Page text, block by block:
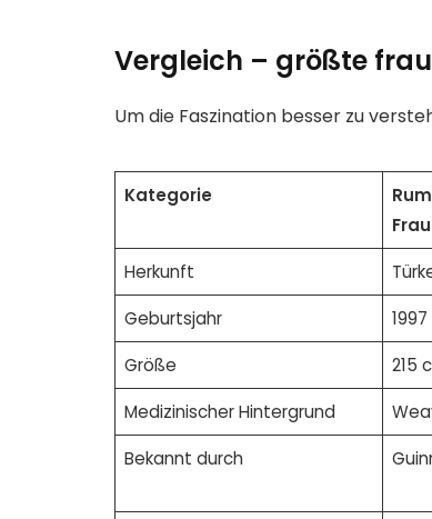
Vergleich – größte
Um die Faszination besser zu
Kategorie
Herkunft
Geburtsjahr
1997
Größe
215
Medizinischer Hintergrund
Bekannt durch